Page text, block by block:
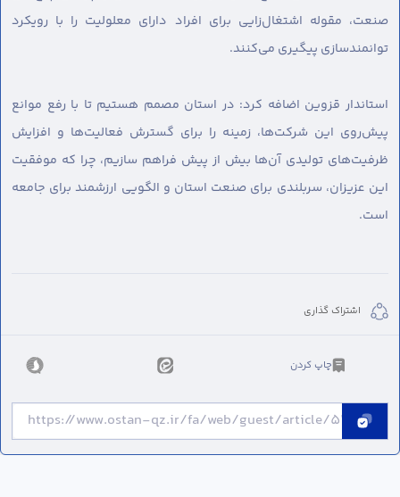
صنعت، مقوله اشتغال‌زایی برای افراد دارای معلولیت را با رویکرد
توانمندسازی پیگیری می‌کنند.
استاندار قزوین اضافه کرد: در استان مصمم هستیم تا با رفع موانع
پیش‌روی این شرکت‌ها، زمینه را برای گسترش فعالیت‌ها و افزایش
ظرفیت‌های تولیدی آن‌ها بیش از پیش فراهم سازیم، چرا که موفقیت
این عزیزان، سربلندی برای صنعت استان و الگویی ارزشمند برای جامعه
است.
اشتراک گذاری
چاپ کردن